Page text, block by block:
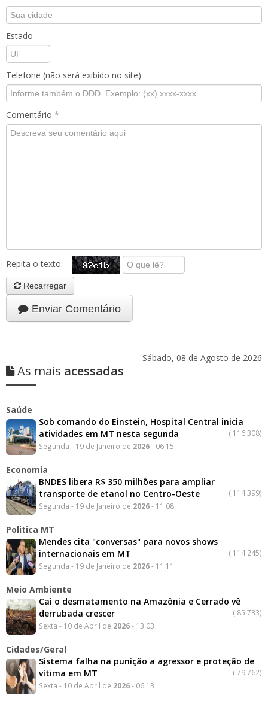
Estado
Telefone (não será exibido no site)
Comentário *
Repita o texto:
Recarregar
Enviar Comentário
Sábado, 08 de Agosto de 2026
As mais acessadas
Saúde
Sob comando do Einstein, Hospital Central inicia
atividades em MT nesta segunda
( 116.308)
Segunda - 19 de Janeiro de 2026- 06:15
Economia
BNDES libera R$ 350 milhões para ampliar
transporte de etanol no Centro-Oeste
( 114.399)
Segunda - 19 de Janeiro de 2026- 11:08
Politica MT
Mendes cita "conversas" para novos shows
internacionais em MT
( 114.245)
Segunda - 19 de Janeiro de 2026- 11:11
Meio Ambiente
Cai o desmatamento na Amazônia e Cerrado vê
derrubada crescer
( 85.733)
Sexta - 10 de Abril de 2026- 13:03
Cidades/Geral
Sistema falha na punição a agressor e proteção de
vítima em MT
(79.762)
Sexta - 10 de Abril de 2026- 06:13